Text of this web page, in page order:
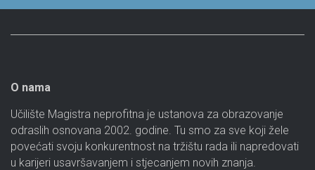
O nama
Učilište Magistra neprofitna je ustanova za obrazovanje
odraslih osnovana 2002. godine. Tu smo za sve koji žele
povećati svoju konkurentnost na tržištu rada ili napredovati
u karijeri usavršavanjem i stjecanjem novih znanja.